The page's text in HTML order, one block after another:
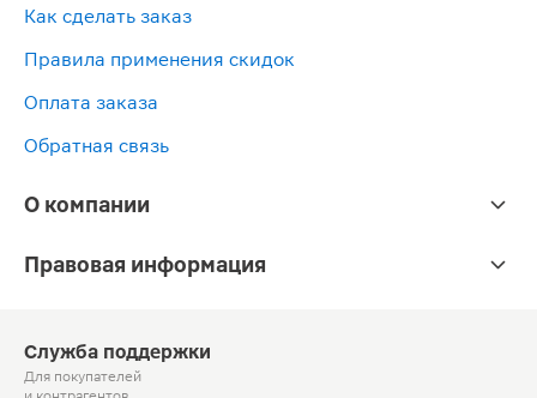
Как сделать заказ
Правила применения скидок
Оплата заказа
Обратная связь
О компании
Правовая информация
Служба поддержки
Для покупателей